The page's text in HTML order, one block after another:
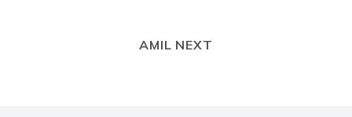
AMIL NEXT